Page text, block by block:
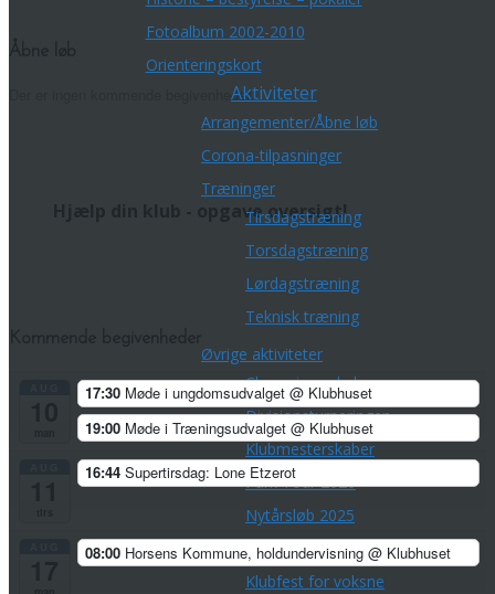
Fotoalbum 2002-2010
Orienteringskort
Aktiviteter
Arrangementer/Åbne løb
Corona-tilpasninger
Træninger
Tirsdagstræning
Torsdagstræning
Lørdagstræning
Teknisk træning
Øvrige aktiviteter
Championpokalen
Divisionsturneringen
Klubmesterskaber
Park Tour 2026
Nytårsløb 2025
Dark Trail Horsens
Klubfest for voksne
Der er ingen kommende begivenheder.
Hjælp din klub - opgave oversigt!
17:30 Møde i ungdomsudvalget @ Klubhuset
19:00 Møde i Træningsudvalget @ Klubhuset
16:44 Supertirsdag: Lone Etzerot
08:00 Horsens Kommune, holdundervisning @ Klubhuset